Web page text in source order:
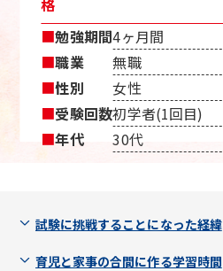
格
■勉強期間4ヶ月間
■職業
無職
■性別
女性
■受験回数初学者(1回目)
■年代 30代
試験に挑戦することになった経緯
育児と家事の合間に作る学習時間